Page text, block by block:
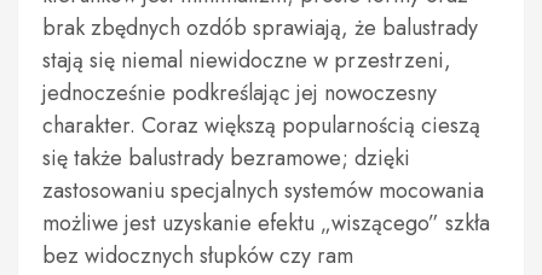
brak zbędnych ozdób sprawiają, że balustrady
stają się niemal niewidoczne w przestrzeni,
jednocześnie podkreślając jej nowoczesny
charakter. Coraz większą popularnością cieszą
się także balustrady bezramowe; dzięki
zastosowaniu specjalnych systemów mocowania
możliwe jest uzyskanie efektu „wiszącego” szkła
bez widocznych słupków czy ram